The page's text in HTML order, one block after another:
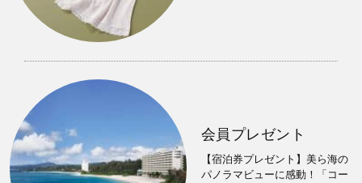
会員プレゼント
【宿泊券プレゼント】美ら海の
パノラマビューに感動！「コー